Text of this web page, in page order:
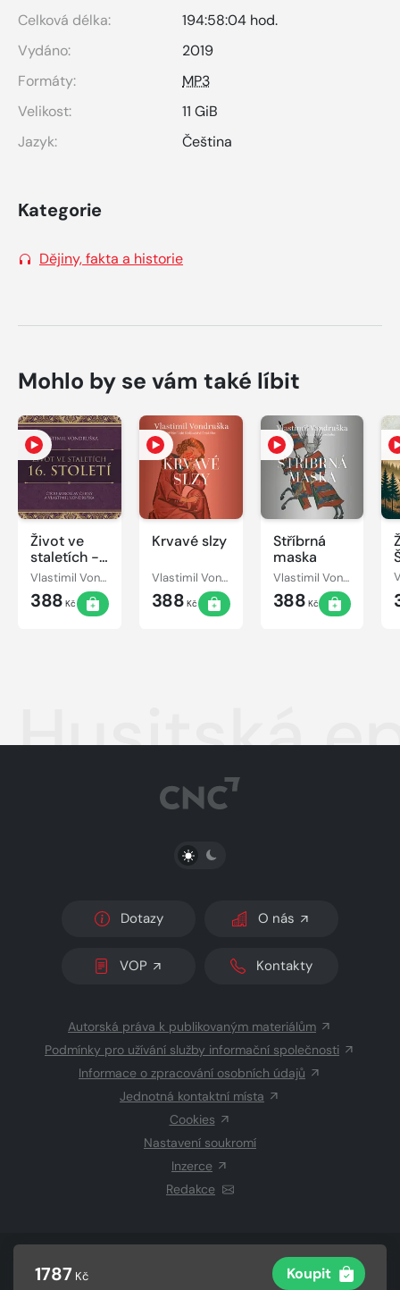
1787 Kč Koupit
Celková délka:
194:58:04 hod.
Vydáno:
2019
Formáty:
MP3
Velikost:
11 GiB
Jazyk:
Čeština
Kategorie
Dějiny, fakta a historie
Mohlo by se vám také líbit
Život ve
staletích -
16. století
Vlastimil Vondruška
388 Kč
Krvavé slzy
Vlastimil Vondruška
388 Kč
Stříbrná
maska
Vlastimil Vondruška
388 Kč
Husitská
PŘEPNOUT SVĚTLÝ/TMAVÝ REŽIM
Dotazy O nás
VOP Kontakty
Autorská práva k publikovaným materiálům
Podmínky pro užívání služby informační společnosti
Informace o zpracování osobních údajů
Jednotná kontaktní místa
Cookies
Nastavení soukromí
Inzerce
Redakce
CZECH NEWS CENTER a.s.a dodavatelé